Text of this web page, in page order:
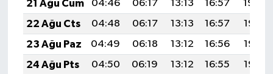
21 Ağu Cum
04:46 06:17 13:13 16:57
19:59
22 Ağu Cts
04:48 06:17 13:13 16:57
19:58
23 Ağu Paz
04:49 06:18 13:12 16:56
19:56
24 Ağu Pts
04:50 06:19 13:12 16:55
19:55